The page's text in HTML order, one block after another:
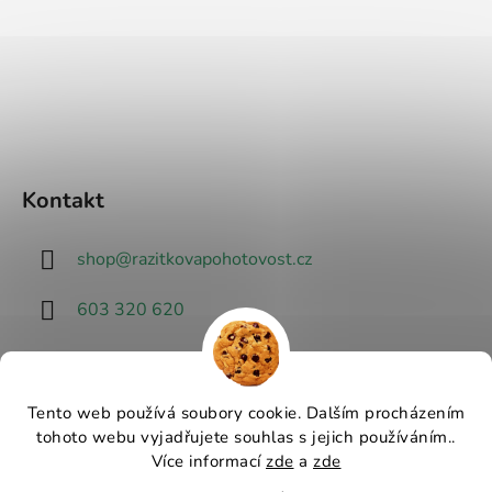
Tento web používá soubory cookie. Dalším procházením
tohoto webu vyjadřujete souhlas s jejich používáním..
Více informací zde a zde
Kontakt
shop@razitkovapohotovost.cz
603 320 620
Návrhář designu